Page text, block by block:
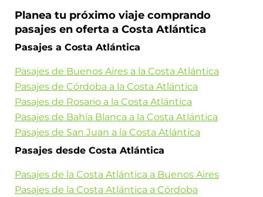
Planea tu próximo viaje comprando
pasajes en oferta a Costa Atlántica
Pasajes a Costa Atlántica
Pasajes de Buenos Aires a la Costa Atlántica
Pasajes de Córdoba a la Costa Atlántica
Pasajes de Rosario a la Costa Atlántica
Pasajes de Bahía Blanca a la Costa Atlántica
Pasajes de San Juan a la Costa Atlántica
Pasajes desde Costa Atlántica
Pasajes de la Costa Atlántica a Buenos Aires
Pasajes de la Costa Atlántica a Córdoba